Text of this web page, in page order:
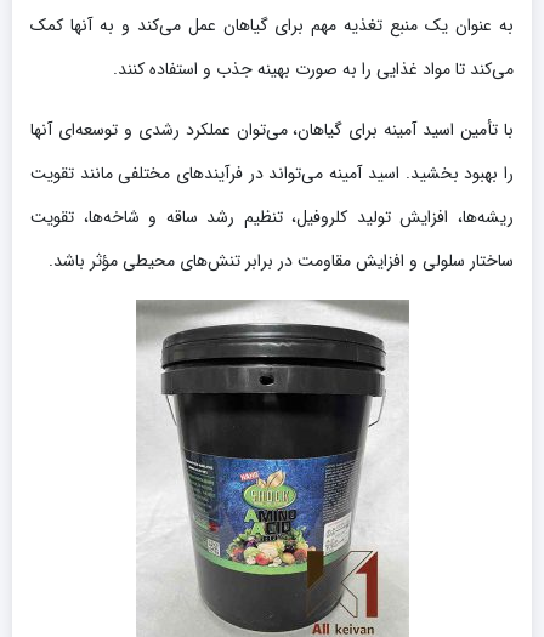
به عنوان یک منبع تغذیه مهم برای گیاهان عمل می‌کند و به آنها کمک
می‌کند تا مواد غذایی را به صورت بهینه جذب و استفاده کنند.
با تأمین اسید آمینه برای گیاهان، می‌توان عملکرد رشدی و توسعه‌ای آنها
را بهبود بخشید. اسید آمینه می‌تواند در فرآیندهای مختلفی مانند تقویت
ریشه‌ها، افزایش تولید کلروفیل، تنظیم رشد ساقه و شاخه‌ها، تقویت
ساختار سلولی و افزایش مقاومت در برابر تنش‌های محیطی مؤثر باشد.